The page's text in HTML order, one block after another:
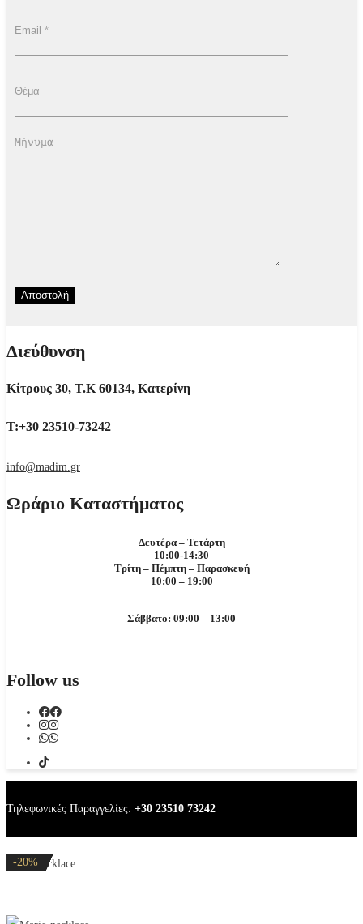
Διεύθυνση
Κίτρους 30, Τ.Κ 60134, Κατερίνη
Τ:+30 23510-73242
info@madim.gr
Ωράριο Καταστήματος
Δευτέρα – Τετάρτη
10:00-14:30
Τρίτη – Πέμπτη – Παρασκευή
10:00 – 19:00
Σάββατο: 09:00 – 13:00
Follow us
Τηλεφωνικές Παραγγελίες: +30 23510 73242
Marie necklace
-30%
-20%
-30%
-20%
-20%